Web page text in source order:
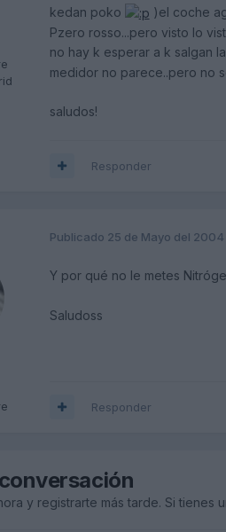
kedan poko
)el coche
Pzero rosso...pero visto lo
no hay k esperar a k salgan
medidor no parece..pero no
saludos!
Responder
Publicado 25 de Mayo del 2004
Y por qué no le metes
Saludoss
Responder
y registrarte más tarde. Si tienes